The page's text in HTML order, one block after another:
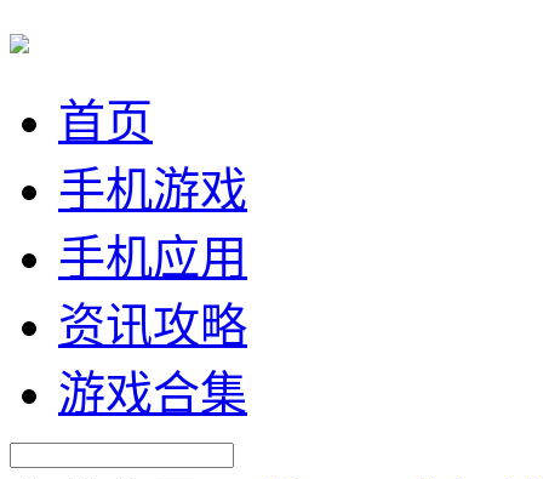
首页
手机游戏
手机应用
资讯攻略
游戏合集